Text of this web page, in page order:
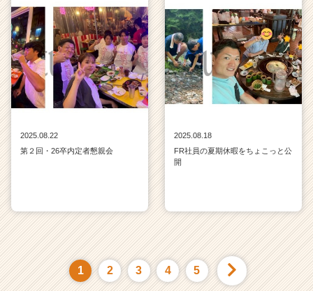
2025.08.22
第２回・26卒内定者懇親会
2025.08.18
FR社員の夏期休暇をちょこっと公
開
1 2 3 4 5